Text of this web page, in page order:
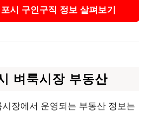
시 구인구직 정보 살펴보기
벼룩시장 부동산
장에서 운영되는 부동산 정보는